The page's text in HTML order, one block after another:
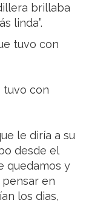
brillaba
linda”.
tuvo con
le diría a su
desde el
quedamos y
en
los dias,